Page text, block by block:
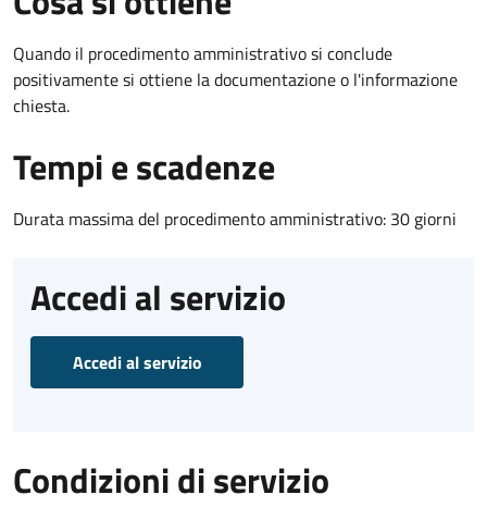
Quando il procedimento amministrativo si conclude
positivamente si ottiene la documentazione o l'informazione
chiesta.
Tempi e scadenze
Durata massima del procedimento amministrativo: 30 giorni
Accedi al servizio
Accedi al servizio
Condizioni di servizio